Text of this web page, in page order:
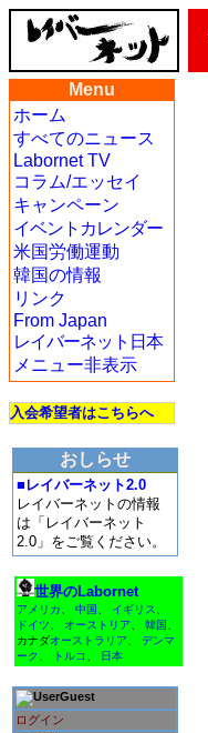
Menu
ホーム
すべてのニュース
Labornet TV
コラム/エッセイ
キャンペーン
イベントカレンダー
米国労働運動
韓国の情報
リンク
From Japan
レイバーネット日本
メニュー非表示
入会希望者はこちらへ
おしらせ
■レイバーネット2.0
レイバーネットの情報
は「レイバーネット
2.0」をご覧ください。
世界のLabornet
アメリカ 中国 イギリス
ドイツ
オーストリア 韓国
カナダオーストラリア
デンマ
ーク
トルコ 日本
Guest
ログイン